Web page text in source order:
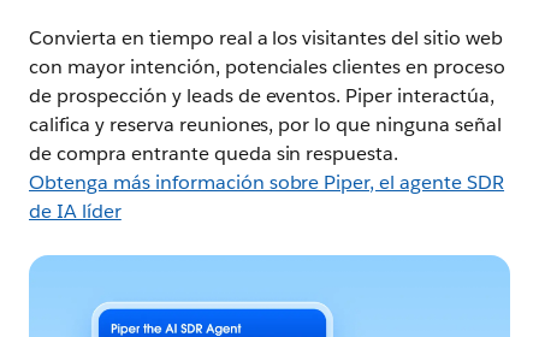
Convierta en tiempo real a los visitantes del sitio web
con mayor intención, potenciales clientes en proceso
de prospección y leads de eventos. Piper interactúa,
califica y reserva reuniones, por lo que ninguna señal
de compra entrante queda sin respuesta.
Obtenga más información sobre Piper, el agente SDR
de IA líder